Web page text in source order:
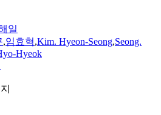
일
,임효혁,Kim. Hyeon-Seong,Seong.
Hyeok